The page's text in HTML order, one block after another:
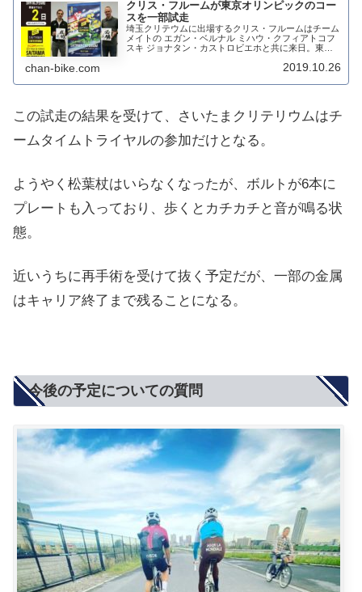
クリス・フルームが東京オリンピックのコー
スを一部試走
埼玉クリテウムに出場するクリス・フルームはチーム
メイトの エガン・ベルナル ミハウ・クフィアトコフ
スキ ジョナタン・カストロビエホと共に来日。東京
いるクリス・フルームは雨の中コースの一部を試走...
chan-bike.com 2019.10.26
この試走の結果を受けて、さいたまクリテリウムはチ
ームタイムトライヤルの参加だけとなる。
ようやく松葉杖はいらなくなったが、ボルトが6本に
プレートも入っており、歩くとカチカチと音が鳴る状
態。
近いうちに再手術を受けて抜く予定だが、一部の金属
はキャリア終了まで残ることになる。
今後の予定についての質問